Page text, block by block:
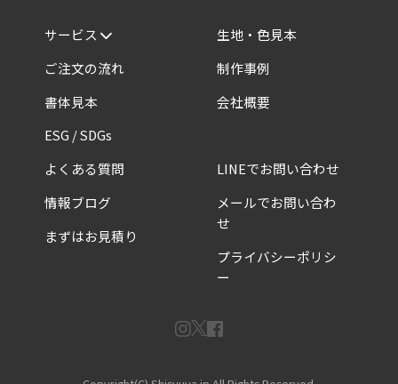
サービス
ご注文の流れ
書体見本
ESG / SDGs
生地・色見本
制作事例
会社概要
よくある質問
情報ブログ
まずはお見積り
LINEでお問い合わせ
メールでお問い合わ
せ
プライバシーポリシ
ー